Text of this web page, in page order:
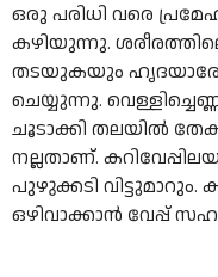
ഒരു പരിധി വരെ
കഴിയുന്നു.
തടയുകയും
ചെയ്യുന്നു.
ചൂടാക്കി തലയിൽ
നല്ലതാണ്.
പുഴുക്കടി വിട്ടുമാറും.
ഒഴിവാക്കാൻ വേപ്പ്